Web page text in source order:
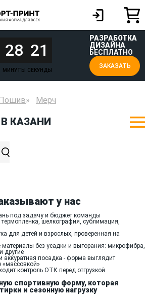
28
МИНУТЫ
21
СЕКУНДЫ
РАЗРАБОТКА
ДИЗАЙНА
БЕСПЛАТНО
ЗАКАЗАТЬ
Мерч
КАЗАНИ
у нас
под задачу и бюджет команды
шелкография, сублимация,
для детей и взрослых, проверенная на
без усадки и выгорания: микрофибра,
другие
аккуратная посадка - форма выглядит
«массовкой»
контроль ОТК перед отгрузкой
спортивную форму, которая
и сезонную нагрузку